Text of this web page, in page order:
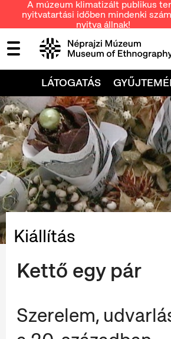
A múzeum klimatizált publikus
nyitvatartási időben mindenki
nyitva állnak!
LÁTOGATÁS
Kiállítás
Kettő egy pár
Szerelem,